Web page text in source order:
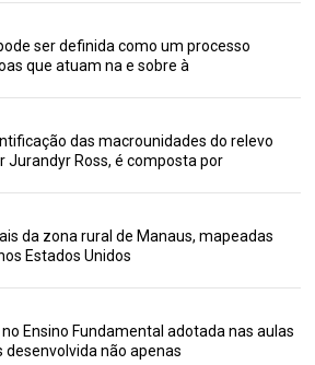
ser definida como um processo
que atuam na e sobre à
das macrounidades do relevo
Jurandyr Ross, é composta por
da zona rural de Manaus, mapeadas
Estados Unidos
Ensino Fundamental adotada nas aulas
desenvolvida não apenas